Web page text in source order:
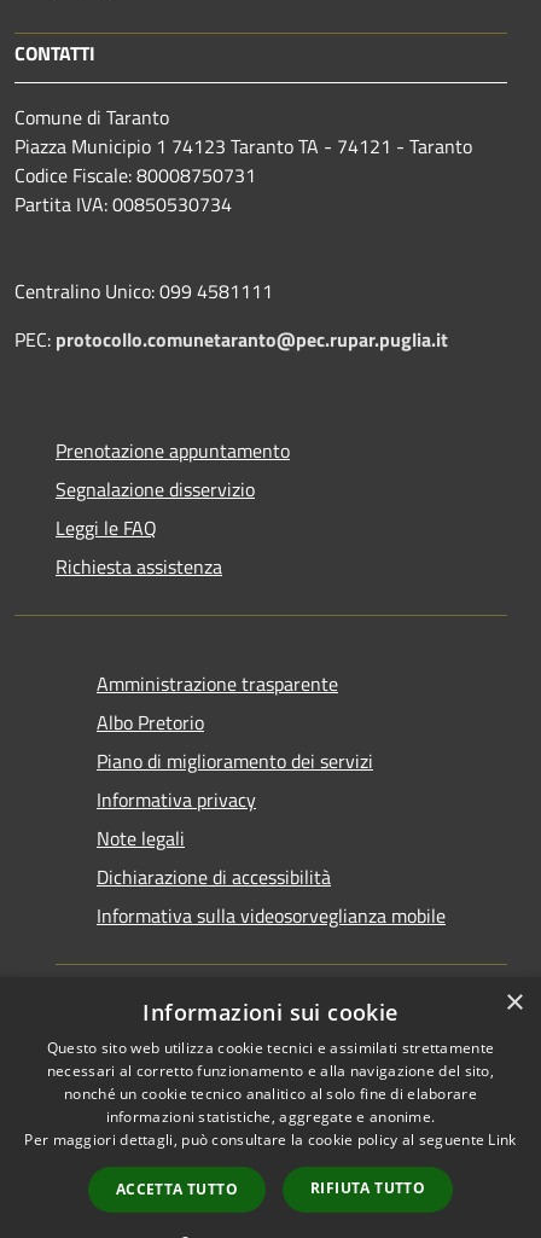
CONTATTI
Comune di Taranto
Piazza Municipio 1 74123 Taranto TA - 74121 - Taranto
Codice Fiscale: 80008750731
Partita IVA: 00850530734
Centralino Unico: 099 4581111
PEC: protocollo.comunetaranto@pec.rupar.puglia.it
Prenotazione appuntamento
Segnalazione disservizio
Leggi le FAQ
Richiesta assistenza
Amministrazione trasparente
Albo Pretorio
Piano di miglioramento dei servizi
Informativa privacy
Note legali
Dichiarazione di accessibilità
Informativa sulla videosorveglianza mobile
RSS
Accessibilità
Cookie
Mappa del sito
Area riservata del
Copyright © 2026 • Comune di
Taranto • Powered by
Municipium•Accesso
redazione
×
Informazioni sui cookie
Questo sito web utilizza cookie tecnici e assimilati strettamente
necessari al corretto funzionamento e alla navigazione del sito,
nonché un cookie tecnico analitico al solo fine di elaborare
informazioni statistiche, aggregate e anonime.
Per maggiori dettagli, può consultare la cookie policy al seguente Link
ACCETTA TUTTO RIFIUTA TUTTO